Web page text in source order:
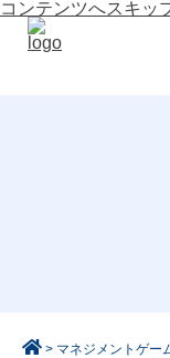
コンテンツへスキッ
> マネジメントゲー